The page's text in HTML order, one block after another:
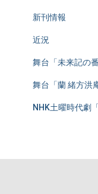
新刊情報
近況
舞台「未来記の番
舞台「蘭 緒方洪
NHK土曜時代劇